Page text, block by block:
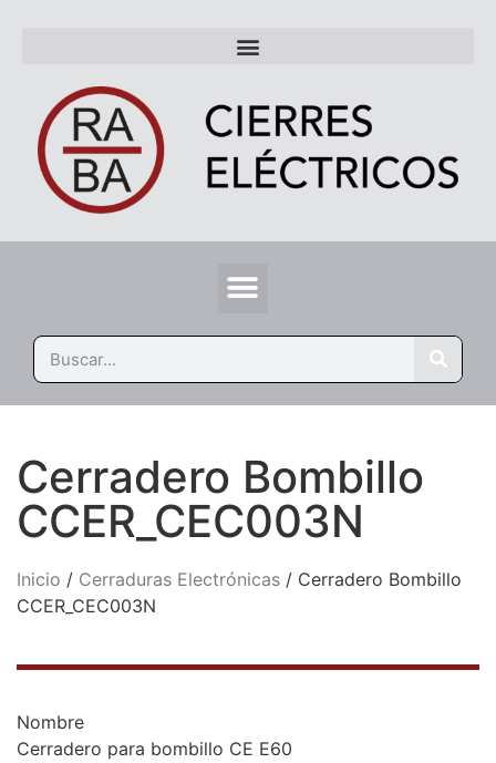
Cerradero Bombillo
CCER_CEC003N
Inicio / Cerraduras Electrónicas / Cerradero Bombillo
CCER_CEC003N
Nombre
Cerradero para bombillo CE E60